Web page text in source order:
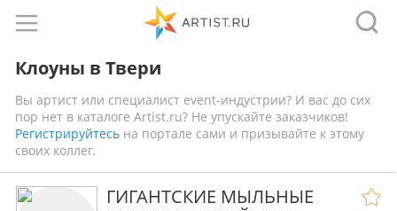
Клоуны в Твери
Вы артист или специалист event-индустрии? И вас до сих
пор нет в каталоге Artist.ru? Не упускайте заказчиков!
Регистрируйтесь на портале сами и призывайте к этому
своих коллег.
ГИГАНТСКИЕ МЫЛЬНЫЕ